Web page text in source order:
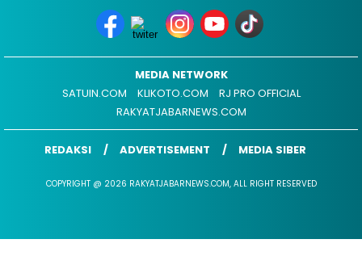
MEDIA NETWORK
SATUIN.COM
KLIKOTO.COM
RJ PRO OFFICIAL
RAKYATJABARNEWS.COM
REDAKSI ADVERTISEMENT MEDIA SIBER
COPYRIGHT @ 2026 RAKYATJABARNEWS.COM, ALL RIGHT RESERVED